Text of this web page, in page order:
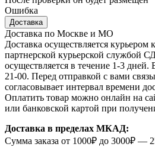
Ошибка
Доставка
Доставка по Москве и МО
Доставка осуществляется курьером
партнерской курьерской службой
осуществляется в течение 1-3 дней.
21-00. Перед отправкой с вами
согласовывает интервал времени
Оплатить товар можно онлайн на
или банковской картой при
Доставка в пределах МКАД:
Сумма заказа от 1000₽ до 3000₽ —